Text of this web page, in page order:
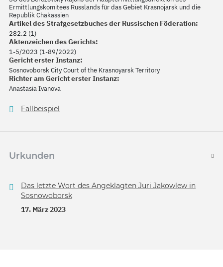
Ermittlungskomitees Russlands für das Gebiet Krasnojarsk und die
Republik Chakassien
Artikel des Strafgesetzbuches der Russischen Föderation:
282.2 (1)
Aktenzeichen des Gerichts:
1-5/2023 (1-89/2022)
Gericht erster Instanz:
Sosnovoborsk City Court of the Krasnoyarsk Territory
Richter am Gericht erster Instanz:
Anastasia Ivanova
Fallbeispiel
Urkunden
Das letzte Wort des Angeklagten Juri Jakowlew in
Sosnowoborsk
17. März 2023